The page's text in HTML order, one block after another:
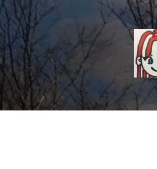
コ
テ
ン
ツ
へ
ス
キ